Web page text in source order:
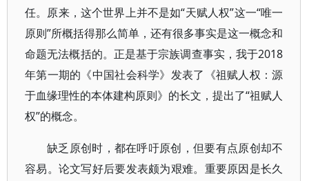
任。原来，这个世界上并不是如“天赋人权”这一“唯一
原则”所概括得那么简单，还有很多事实是这一概念和
命题无法概括的。正是基于宗族调查事实，我于2018
年第一期的《中国社会科学》发表了《祖赋人权：源
于血缘理性的本体建构原则》的长文，提出了“祖赋人
权”的概念。
缺乏原创时，都在呼吁原创，但要有点原创却不
容易。论文写好后要发表颇为艰难。重要原因是长久